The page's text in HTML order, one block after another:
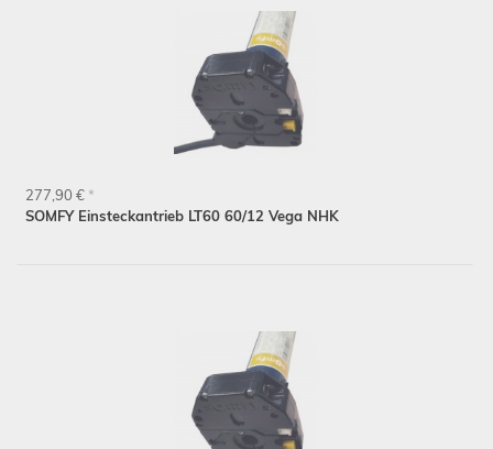
SOMFY Einsteckantrieb LT60 60/12 Vega NHK
277,90 € *